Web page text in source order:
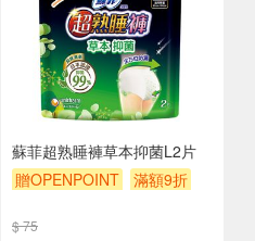
蘇菲超熟睡褲草本抑菌L2片
贈OPENPOINT
滿額9折
$ 75